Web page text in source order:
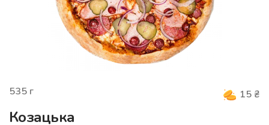
535 г 15 ₴
Козацька